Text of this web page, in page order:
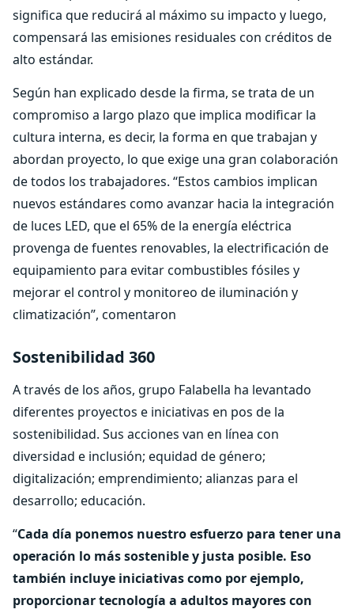
significa que reducirá al máximo su impacto y luego,
compensará las emisiones residuales con créditos de
alto estándar.
Según han explicado desde la firma, se trata de un
compromiso a largo plazo que implica modificar la
cultura interna, es decir, la forma en que trabajan y
abordan proyecto, lo que exige una gran colaboración
de todos los trabajadores. “Estos cambios implican
nuevos estándares como avanzar hacia la integración
de luces LED, que el 65% de la energía eléctrica
provenga de fuentes renovables, la electrificación de
equipamiento para evitar combustibles fósiles y
mejorar el control y monitoreo de iluminación y
climatización”, comentaron
Sostenibilidad 360
A través de los años, grupo Falabella ha levantado
diferentes proyectos e iniciativas en pos de la
sostenibilidad. Sus acciones van en línea con
diversidad e inclusión; equidad de género;
digitalización; emprendimiento; alianzas para el
desarrollo; educación.
“Cada día ponemos nuestro esfuerzo para tener una
operación lo más sostenible y justa posible. Eso
también incluye iniciativas como por ejemplo,
proporcionar tecnología a adultos mayores con